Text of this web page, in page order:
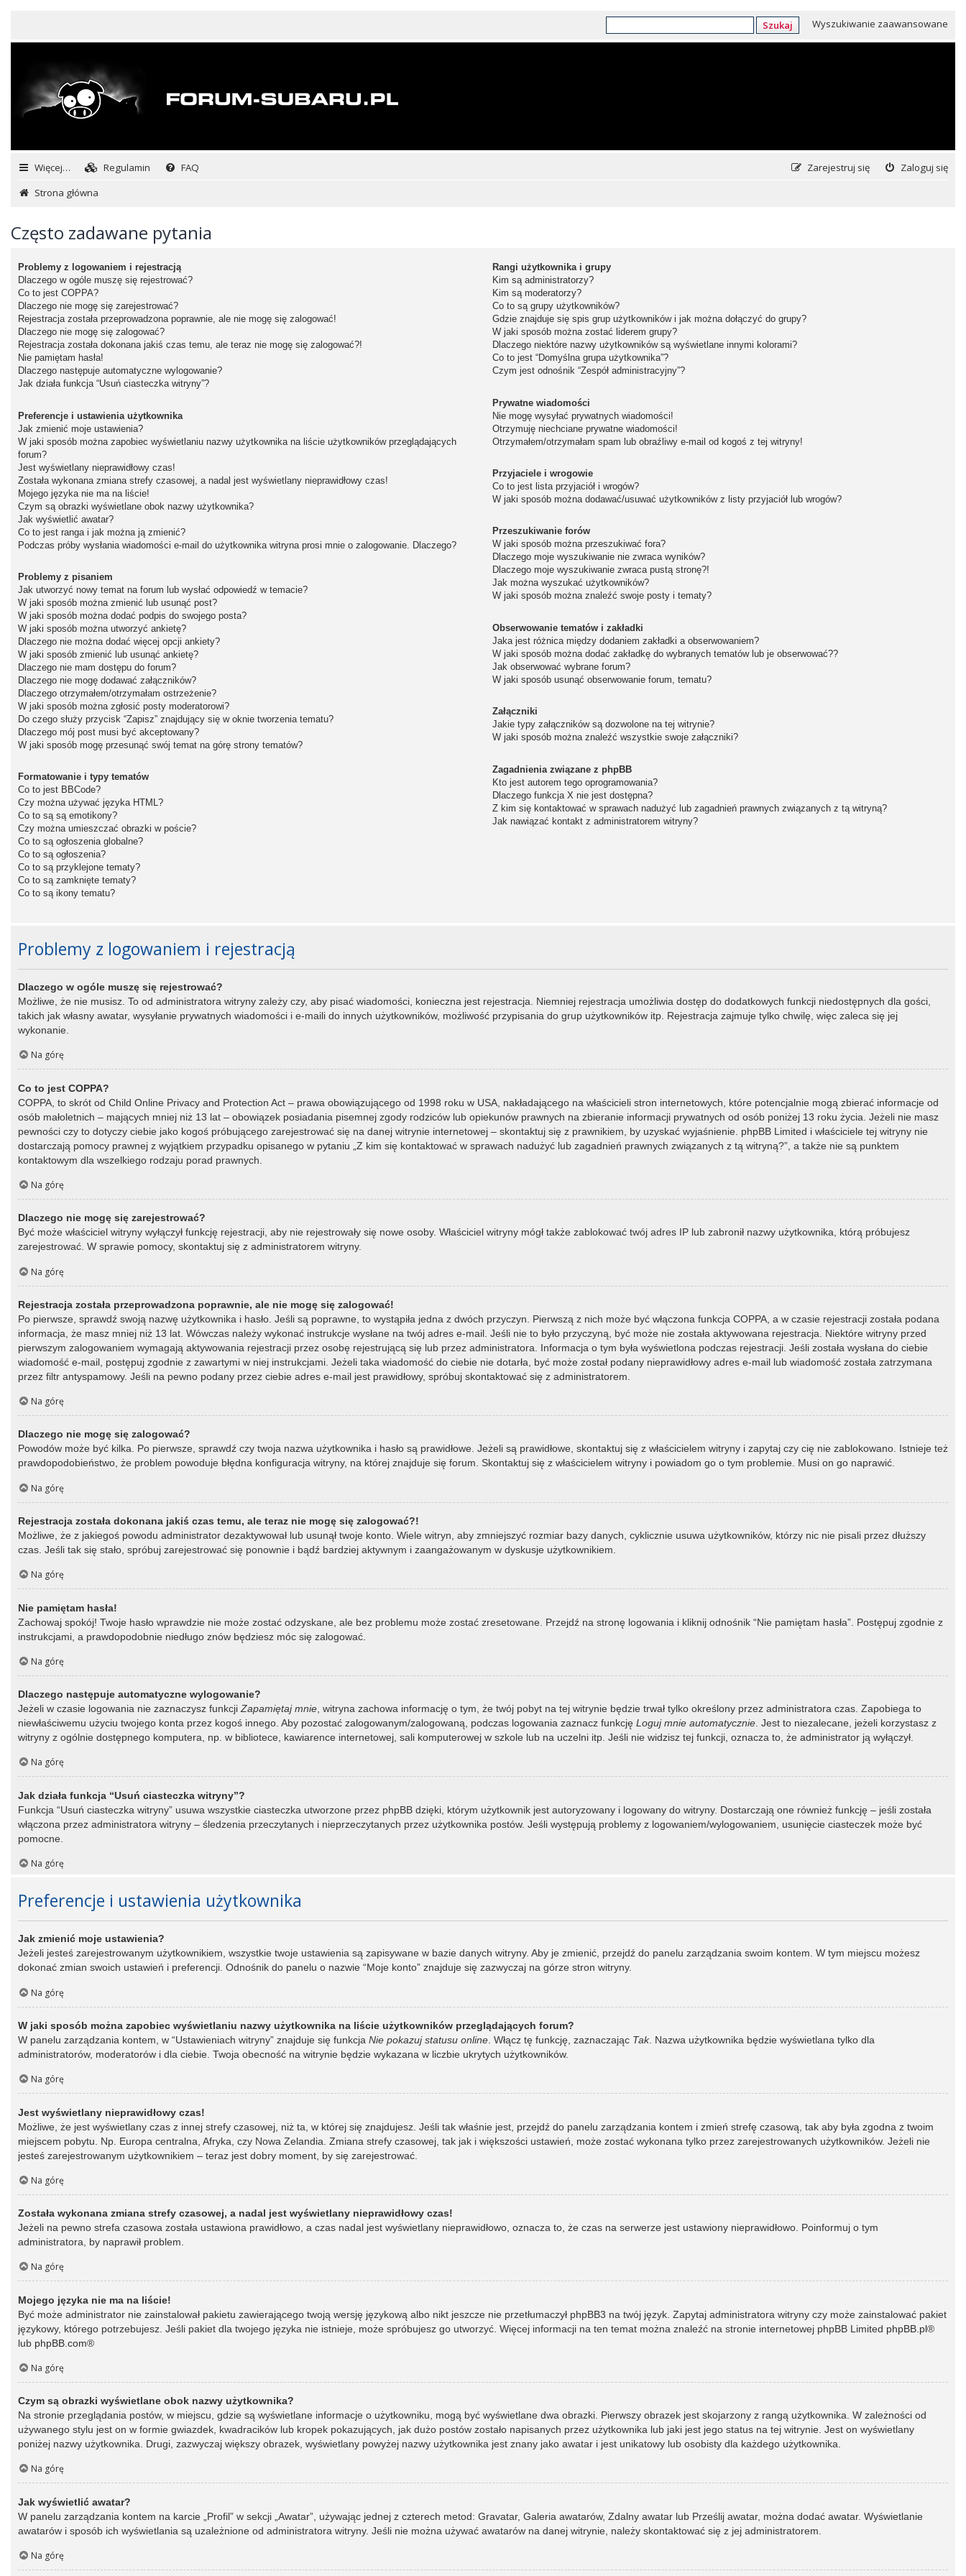
Szukaj Wyszukiwanie zaawansowane
Więcej… Regulamin FAQ Zaloguj się
Zarejestruj się
Strona główna
Często zadawane pytania
Problemy z logowaniem i rejestracją
Dlaczego w ogóle muszę się rejestrować?
Co to jest COPPA?
Dlaczego nie mogę się zarejestrować?
Rejestracja została przeprowadzona poprawnie, ale nie mogę się zalogować!
Dlaczego nie mogę się zalogować?
Rejestracja została dokonana jakiś czas temu, ale teraz nie mogę się zalogować?!
Nie pamiętam hasła!
Dlaczego następuje automatyczne wylogowanie?
Jak działa funkcja “Usuń ciasteczka witryny”?
Preferencje i ustawienia użytkownika
Jak zmienić moje ustawienia?
W jaki sposób można zapobiec wyświetlaniu nazwy użytkownika na liście użytkowników przeglądających
forum?
Jest wyświetlany nieprawidłowy czas!
Została wykonana zmiana strefy czasowej, a nadal jest wyświetlany nieprawidłowy czas!
Mojego języka nie ma na liście!
Czym są obrazki wyświetlane obok nazwy użytkownika?
Jak wyświetlić awatar?
Co to jest ranga i jak można ją zmienić?
Podczas próby wysłania wiadomości e-mail do użytkownika witryna prosi mnie o zalogowanie. Dlaczego?
Problemy z pisaniem
Jak utworzyć nowy temat na forum lub wysłać odpowiedź w temacie?
W jaki sposób można zmienić lub usunąć post?
W jaki sposób można dodać podpis do swojego posta?
W jaki sposób można utworzyć ankietę?
Dlaczego nie można dodać więcej opcji ankiety?
W jaki sposób zmienić lub usunąć ankietę?
Dlaczego nie mam dostępu do forum?
Dlaczego nie mogę dodawać załączników?
Dlaczego otrzymałem/otrzymałam ostrzeżenie?
W jaki sposób można zgłosić posty moderatorowi?
Do czego służy przycisk “Zapisz” znajdujący się w oknie tworzenia tematu?
Dlaczego mój post musi być akceptowany?
W jaki sposób mogę przesunąć swój temat na górę strony tematów?
Formatowanie i typy tematów
Co to jest BBCode?
Czy można używać języka HTML?
Co to są są emotikony?
Czy można umieszczać obrazki w poście?
Co to są ogłoszenia globalne?
Co to są ogłoszenia?
Co to są przyklejone tematy?
Co to są zamknięte tematy?
Co to są ikony tematu?
Rangi użytkownika i grupy
Kim są administratorzy?
Kim są moderatorzy?
Co to są grupy użytkowników?
Gdzie znajduje się spis grup użytkowników i jak można dołączyć do grupy?
W jaki sposób można zostać liderem grupy?
Dlaczego niektóre nazwy użytkowników są wyświetlane innymi kolorami?
Co to jest “Domyślna grupa użytkownika”?
Czym jest odnośnik “Zespół administracyjny”?
Prywatne wiadomości
Nie mogę wysyłać prywatnych wiadomości!
Otrzymuję niechciane prywatne wiadomości!
Otrzymałem/otrzymałam spam lub obraźliwy e-mail od kogoś z tej witryny!
Przyjaciele i wrogowie
Co to jest lista przyjaciół i wrogów?
W jaki sposób można dodawać/usuwać użytkowników z listy przyjaciół lub wrogów?
Przeszukiwanie forów
W jaki sposób można przeszukiwać fora?
Dlaczego moje wyszukiwanie nie zwraca wyników?
Dlaczego moje wyszukiwanie zwraca pustą stronę?!
Jak można wyszukać użytkowników?
W jaki sposób można znaleźć swoje posty i tematy?
Obserwowanie tematów i zakładki
Jaka jest różnica między dodaniem zakładki a obserwowaniem?
W jaki sposób można dodać zakładkę do wybranych tematów lub je obserwować??
Jak obserwować wybrane forum?
W jaki sposób usunąć obserwowanie forum, tematu?
Załączniki
Jakie typy załączników są dozwolone na tej witrynie?
W jaki sposób można znaleźć wszystkie swoje załączniki?
Zagadnienia związane z phpBB
Kto jest autorem tego oprogramowania?
Dlaczego funkcja X nie jest dostępna?
Z kim się kontaktować w sprawach nadużyć lub zagadnień prawnych związanych z tą witryną?
Jak nawiązać kontakt z administratorem witryny?
Problemy z logowaniem i rejestracją
Dlaczego w ogóle muszę się rejestrować?
Możliwe, że nie musisz. To od administratora witryny zależy czy, aby pisać wiadomości, konieczna jest rejestracja. Niemniej rejestracja umożliwia dostęp do dodatkowych funkcji niedostępnych dla gości,
takich jak własny awatar, wysyłanie prywatnych wiadomości i e-maili do innych użytkowników, możliwość przypisania do grup użytkowników itp. Rejestracja zajmuje tylko chwilę, więc zaleca się jej
wykonanie.
Na górę
Co to jest COPPA?
COPPA, to skrót od Child Online Privacy and Protection Act – prawa obowiązującego od 1998 roku w USA, nakładającego na właścicieli stron internetowych, które potencjalnie mogą zbierać informacje od
osób małoletnich – mających mniej niż 13 lat – obowiązek posiadania pisemnej zgody rodziców lub opiekunów prawnych na zbieranie informacji prywatnych od osób poniżej 13 roku życia. Jeżeli nie masz
pewności czy to dotyczy ciebie jako kogoś próbującego zarejestrować się na danej witrynie internetowej – skontaktuj się z prawnikiem, by uzyskać wyjaśnienie. phpBB Limited i właściciele tej witryny nie
dostarczają pomocy prawnej z wyjątkiem przypadku opisanego w pytaniu „Z kim się kontaktować w sprawach nadużyć lub zagadnień prawnych związanych z tą witryną?”, a także nie są punktem
kontaktowym dla wszelkiego rodzaju porad prawnych.
Na górę
Dlaczego nie mogę się zarejestrować?
Być może właściciel witryny wyłączył funkcję rejestracji, aby nie rejestrowały się nowe osoby. Właściciel witryny mógł także zablokować twój adres IP lub zabronił nazwy użytkownika, którą próbujesz
zarejestrować. W sprawie pomocy, skontaktuj się z administratorem witryny.
Na górę
Rejestracja została przeprowadzona poprawnie, ale nie mogę się zalogować!
Po pierwsze, sprawdź swoją nazwę użytkownika i hasło. Jeśli są poprawne, to wystąpiła jedna z dwóch przyczyn. Pierwszą z nich może być włączona funkcja COPPA, a w czasie rejestracji została podana
informacja, że masz mniej niż 13 lat. Wówczas należy wykonać instrukcje wysłane na twój adres e-mail. Jeśli nie to było przyczyną, być może nie została aktywowana rejestracja. Niektóre witryny przed
pierwszym zalogowaniem wymagają aktywowania rejestracji przez osobę rejestrującą się lub przez administratora. Informacja o tym była wyświetlona podczas rejestracji. Jeśli została wysłana do ciebie
wiadomość e-mail, postępuj zgodnie z zawartymi w niej instrukcjami. Jeżeli taka wiadomość do ciebie nie dotarła, być może został podany nieprawidłowy adres e-mail lub wiadomość została zatrzymana
przez filtr antyspamowy. Jeśli na pewno podany przez ciebie adres e-mail jest prawidłowy, spróbuj skontaktować się z administratorem.
Na górę
Dlaczego nie mogę się zalogować?
Powodów może być kilka. Po pierwsze, sprawdź czy twoja nazwa użytkownika i hasło są prawidłowe. Jeżeli są prawidłowe, skontaktuj się z właścicielem witryny i zapytaj czy cię nie zablokowano. Istnieje też
prawdopodobieństwo, że problem powoduje błędna konfiguracja witryny, na której znajduje się forum. Skontaktuj się z właścicielem witryny i powiadom go o tym problemie. Musi on go naprawić.
Na górę
Rejestracja została dokonana jakiś czas temu, ale teraz nie mogę się zalogować?!
Możliwe, że z jakiegoś powodu administrator dezaktywował lub usunął twoje konto. Wiele witryn, aby zmniejszyć rozmiar bazy danych, cyklicznie usuwa użytkowników, którzy nic nie pisali przez dłuższy
czas. Jeśli tak się stało, spróbuj zarejestrować się ponownie i bądź bardziej aktywnym i zaangażowanym w dyskusje użytkownikiem.
Na górę
Nie pamiętam hasła!
Zachowaj spokój! Twoje hasło wprawdzie nie może zostać odzyskane, ale bez problemu może zostać zresetowane. Przejdź na stronę logowania i kliknij odnośnik “Nie pamiętam hasła”. Postępuj zgodnie z
instrukcjami, a prawdopodobnie niedługo znów będziesz móc się zalogować.
Na górę
Dlaczego następuje automatyczne wylogowanie?
Jeżeli w czasie logowania nie zaznaczysz funkcjiZapamiętaj mnie, witryna zachowa informację o tym, że twój pobyt na tej witrynie będzie trwał tylko określony przez administratora czas. Zapobiega to
niewłaściwemu użyciu twojego konta przez kogoś innego. Aby pozostać zalogowanym/zalogowaną, podczas logowania zaznacz funkcję Loguj mnie automatycznie. Jest to niezalecane, jeżeli korzystasz z
witryny z ogólnie dostępnego komputera, np. w bibliotece, kawiarence internetowej, sali komputerowej w szkole lub na uczelni itp. Jeśli nie widzisz tej funkcji, oznacza to, że administrator ją wyłączył.
Na górę
Jak działa funkcja “Usuń ciasteczka witryny”?
Funkcja “Usuń ciasteczka witryny” usuwa wszystkie ciasteczka utworzone przez phpBB dzięki, którym użytkownik jest autoryzowany i logowany do witryny. Dostarczają one również funkcję – jeśli została
włączona przez administratora witryny – śledzenia przeczytanych i nieprzeczytanych przez użytkownika postów. Jeśli występują problemy z logowaniem/wylogowaniem, usunięcie ciasteczek może być
pomocne.
Na górę
Preferencje i ustawienia użytkownika
Jak zmienić moje ustawienia?
Jeżeli jesteś zarejestrowanym użytkownikiem, wszystkie twoje ustawienia są zapisywane w bazie danych witryny. Aby je zmienić, przejdź do panelu zarządzania swoim kontem. W tym miejscu możesz
dokonać zmian swoich ustawień i preferencji. Odnośnik do panelu o nazwie “Moje konto” znajduje się zazwyczaj na górze stron witryny.
Na górę
W jaki sposób można zapobiec wyświetlaniu nazwy użytkownika na liście użytkowników przeglądających forum?
W panelu zarządzania kontem, w “Ustawieniach witryny” znajduje się funkcja Nie pokazuj statusu online . Włącz tę funkcję, zaznaczając Tak. Nazwa użytkownika będzie wyświetlana tylko dla
administratorów, moderatorów i dla ciebie. Twoja obecność na witrynie będzie wykazana w liczbie ukrytych użytkowników.
Na górę
Jest wyświetlany nieprawidłowy czas!
Możliwe, że jest wyświetlany czas z innej strefy czasowej, niż ta, w której się znajdujesz. Jeśli tak właśnie jest, przejdź do panelu zarządzania kontem i zmień strefę czasową, tak aby była zgodna z twoim
miejscem pobytu. Np. Europa centralna, Afryka, czy Nowa Zelandia. Zmiana strefy czasowej, tak jak i większości ustawień, może zostać wykonana tylko przez zarejestrowanych użytkowników. Jeżeli nie
jesteś zarejestrowanym użytkownikiem – teraz jest dobry moment, by się zarejestrować.
Na górę
Została wykonana zmiana strefy czasowej, a nadal jest wyświetlany nieprawidłowy czas!
Jeżeli na pewno strefa czasowa została ustawiona prawidłowo, a czas nadal jest wyświetlany nieprawidłowo, oznacza to, że czas na serwerze jest ustawiony nieprawidłowo. Poinformuj o tym
administratora, by naprawił problem.
Na górę
Mojego języka nie ma na liście!
Być może administrator nie zainstalował pakietu zawierającego twoją wersję językową albo nikt jeszcze nie przetłumaczył phpBB3 na twój język. Zapytaj administratora witryny czy może zainstalować pakiet
językowy, którego potrzebujesz. Jeśli pakiet dla twojego języka nie istnieje, może spróbujesz go utworzyć. Więcej informacji na ten temat można znaleźć na stronie internetowej phpBB Limited phpBB.pl®
lub phpBB.com®
Na górę
Czym są obrazki wyświetlane obok nazwy użytkownika?
Na stronie przeglądania postów, w miejscu, gdzie są wyświetlane informacje o użytkowniku, mogą być wyświetlane dwa obrazki. Pierwszy obrazek jest skojarzony z rangą użytkownika. W zależności od
używanego stylu jest on w formie gwiazdek, kwadracików lub kropek pokazujących, jak dużo postów zostało napisanych przez użytkownika lub jaki jest jego status na tej witrynie. Jest on wyświetlany
poniżej nazwy użytkownika. Drugi, zazwyczaj większy obrazek, wyświetlany powyżej nazwy użytkownika jest znany jako awatar i jest unikatowy lub osobisty dla każdego użytkownika.
Na górę
Jak wyświetlić awatar?
W panelu zarządzania kontem na karcie „Profil” w sekcji „Awatar”, używając jednej z czterech metod: Gravatar, Galeria awatarów, Zdalny awatar lub Prześlij awatar, można dodać awatar. Wyświetlanie
awatarów i sposób ich wyświetlania są uzależnione od administratora witryny. Jeśli nie można używać awatarów na danej witrynie, należy skontaktować się z jej administratorem.
Na górę